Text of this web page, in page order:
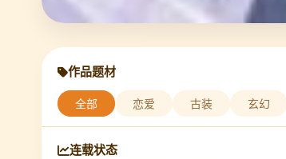
作品题材
全部 恋爱 古装 玄幻
连载状态